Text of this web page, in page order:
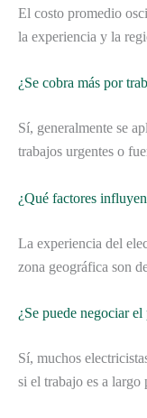
El costo promedio
la experiencia y la
¿Se cobra más por
Sí, generalmente se
trabajos urgentes o
¿Qué factores
La experiencia del
zona geográfica son
¿Se puede negociar el
Sí, muchos
si el trabajo es a largo